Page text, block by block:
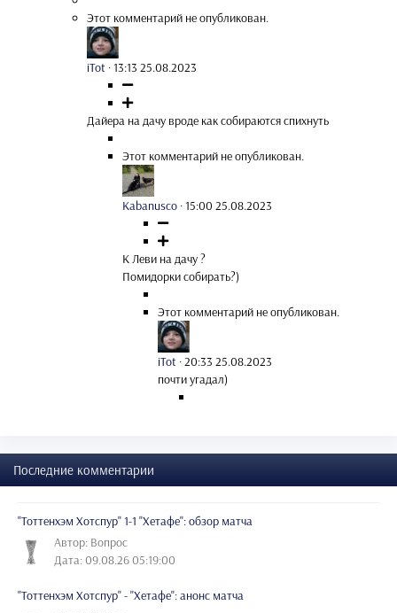
Этот комментарий не опубликован.
iTot ·13:13 25.08.2023
Дайера на дачу вроде как собираются спихнуть
Этот комментарий не опубликован.
Kabanusco ·15:00 25.08.2023
К Леви на дачу ?
Помидорки собирать?)
Этот комментарий не опубликован.
iTot ·20:33 25.08.2023
почти угадал)
Последние комментарии
"Тоттенхэм Хотспур" 1-1 "Хетафе": обзор матча
Автор: Вопрос
Дата: 09.08.26 05:19:00
"Тоттенхэм Хотспур" - "Хетафе": анонс матча